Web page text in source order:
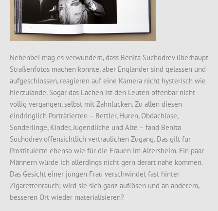
Nebenbei mag es verwundern, dass Benita Suchodrev überhaupt
Straßenfotos machen konnte, aber Engländer sind gelassen und
aufgeschlossen, reagieren auf eine Kamera nicht hysterisch wie
hierzulande. Sogar das Lachen ist den Leuten offenbar nicht
völlig vergangen, selbst mit Zahnlücken. Zu allen diesen
eindringlich Porträtierten – Bettler, Huren, Obdachlose,
Sonderlinge, Kinder, Jugendliche und Alte – fand Benita
Suchodrev offensichtlich vertraulichen Zugang. Das gilt für
Prostituierte ebenso wie für die Frauen im Altersheim. Ein paar
Männern würde ich allerdings nicht gern derart nahe kommen.
Das Gesicht einer jungen Frau verschwindet fast hinter
Zigarettenrauch; wird sie sich ganz auflösen und an anderem,
besseren Ort wieder materialisieren?